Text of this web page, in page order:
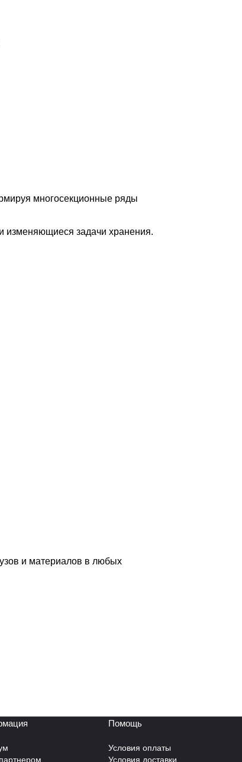
многосекционные ряды
изменяющиеся задачи хранения.
и материалов в любых
Помощь
Условия оплаты
Условия доставки